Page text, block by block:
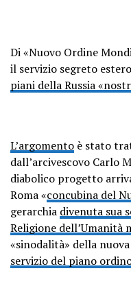
Di «Nuovo Ordine
il servizio segreto
piani della Russia
L’argomento è stato
dall’arcivescovo Carlo
diabolico progetto
Roma «concubina del
gerarchia divenuta sua
Religione dell’Umanità
«sinodalità» della
servizio del piano